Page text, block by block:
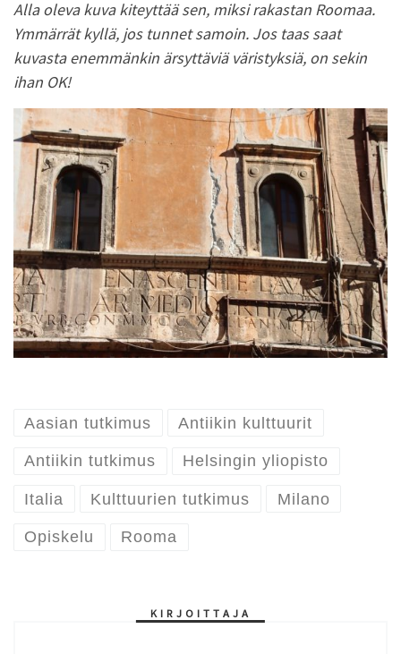
Alla oleva kuva kiteyttää sen, miksi rakastan Roomaa.
Ymmärrät kyllä, jos tunnet samoin. Jos taas saat
kuvasta enemmänkin ärsyttäviä väristyksiä, on sekin
ihan OK!
Aasian tutkimus Antiikin kulttuurit
Antiikin tutkimus Helsingin yliopisto
Italia Kulttuurien tutkimus Milano
Opiskelu Rooma
KIRJOITTAJA